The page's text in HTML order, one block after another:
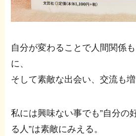
自分が変わることで人間関係
に、
そして素敵な出会い、交流も増
私には興味ない事でも”自分の
る人”は素敵にみえる。